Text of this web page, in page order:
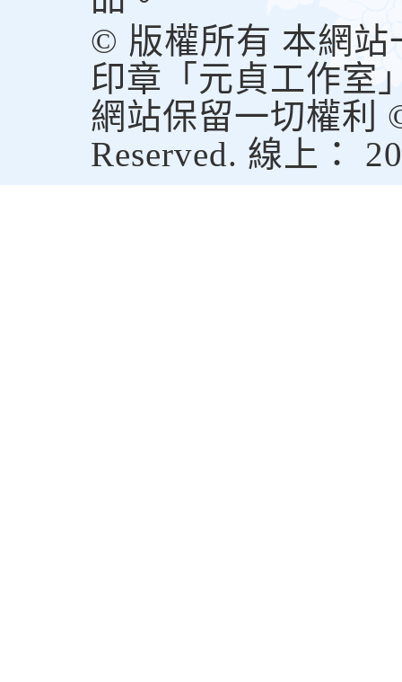
© 版權所有 本網站
印章「元貞工作室
網站保留一切權利
Reserved. 線上： 20